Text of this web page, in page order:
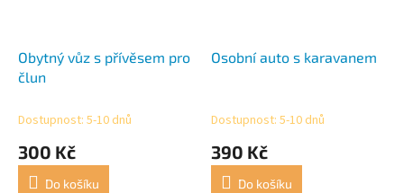
Obytný vůz s přívěsem pro
člun
Dostupnost: 5-10 dnů
300 Kč
Do košíku
Osobní auto s karavanem
Dostupnost: 5-10 dnů
390 Kč
Do košíku